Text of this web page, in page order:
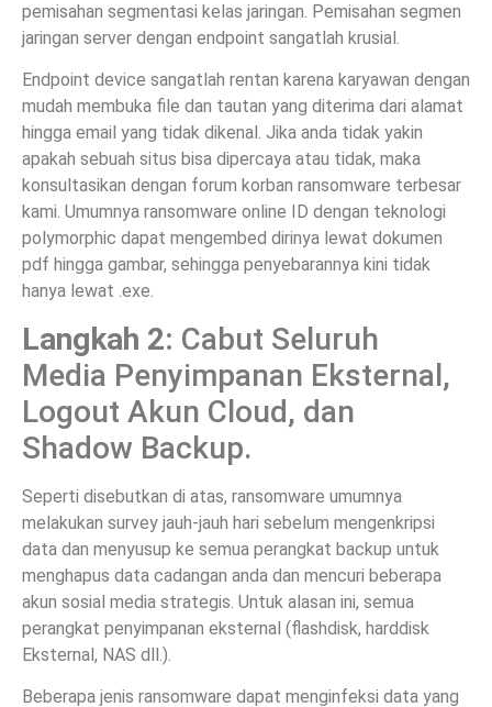
pemisahan segmentasi kelas jaringan. Pemisahan segmen
jaringan server dengan endpoint sangatlah krusial.
Endpoint device sangatlah rentan karena karyawan dengan
mudah membuka file dan tautan yang diterima dari alamat
hingga email yang tidak dikenal. Jika anda tidak yakin
apakah sebuah situs bisa dipercaya atau tidak, maka
konsultasikan dengan forum korban ransomware terbesar
kami. Umumnya ransomware online ID dengan teknologi
polymorphic dapat mengembed dirinya lewat dokumen
pdf hingga gambar, sehingga penyebarannya kini tidak
hanya lewat .exe.
Langkah 2: Cabut Seluruh
Media Penyimpanan Eksternal,
Logout Akun Cloud, dan
Shadow Backup.
Seperti disebutkan di atas, ransomware umumnya
melakukan survey jauh-jauh hari sebelum mengenkripsi
data dan menyusup ke semua perangkat backup untuk
menghapus data cadangan anda dan mencuri beberapa
akun sosial media strategis. Untuk alasan ini, semua
perangkat penyimpanan eksternal (flashdisk, harddisk
Eksternal, NAS dll.).
Beberapa jenis ransomware dapat menginfeksi data yang